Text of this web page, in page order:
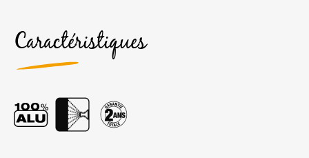
Caractéristiques